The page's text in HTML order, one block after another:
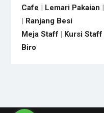
Cafe | Lemari Pakaian |
| Ranjang Besi
Meja Staff | Kursi Staff
Biro